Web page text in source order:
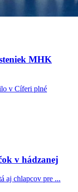
MHK
v Cíferi plné
v hádzanej
aj chlapcov pre ...